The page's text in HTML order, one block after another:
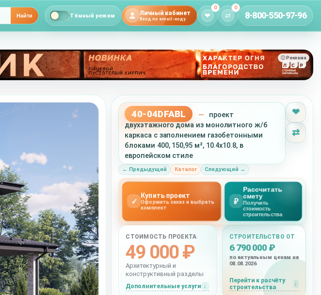
Найти Тёмный режим Личный кабинет
Вход по email-коду ❤
0
⇄
0
8-800-550-97-96
ⓘ Реклама
40-04DFABL —
проект
двухэтажного дома из монолитного ж/б
каркаса с заполнением газобетонными
блоками 400, 150,95 м², 10.4x10.8, в
европейском стиле
← Предыдущий Каталог Следующий →
❤
⇄
СТОИМОСТЬ ПРОЕКТА
49 000 ₽
Архитектурный и
конструктивный разделы
Дополнительные услуги
СТРОИТЕЛЬСТВО ОТ
6 790 000 ₽
по актуальным ценам на
08.08.2026
Перейти к расчёту
строительства
✓
Купить проект
Оформить заказ и выбрать
комплект
₽
Рассчитать
смету
Получить
стоимость
строительства